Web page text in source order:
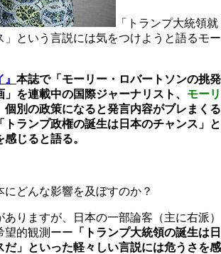
「トランプ大統領就
」という言説には気をつけようと語るモー
本誌で「モーリー・ロバートソンの挑発
を連載中の国際ジャーナリスト、 モーリ
個別の政策になると発言内容がブレまくる
トランプ政権の誕生は日本のチャンス」と
じると語る。
にどんな影響を及ぼすのか？
りますが、日本の一部論客（主に右派）
望的観測ーー 「トランプ大統領の誕生は日
だ」といった軽々しい言説には危うさを感